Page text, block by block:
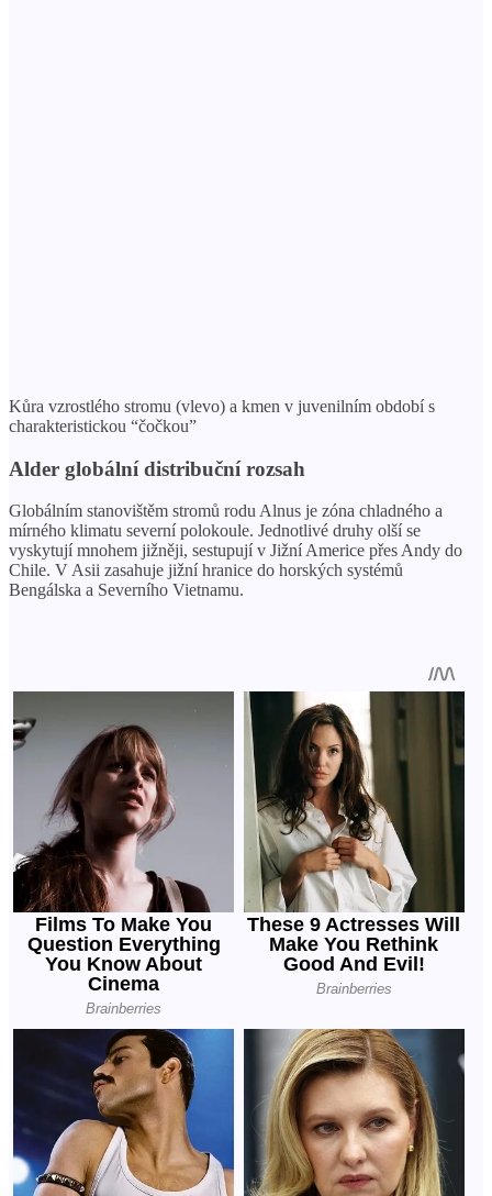
Kůra vzrostlého stromu (vlevo) a kmen v juvenilním období s
charakteristickou “čočkou”
Alder globální distribuční rozsah
Globálním stanovištěm stromů rodu Alnus je zóna chladného a
mírného klimatu severní polokoule. Jednotlivé druhy olší se
vyskytují mnohem jižněji, sestupují v Jižní Americe přes Andy do
Chile. V Asii zasahuje jižní hranice do horských systémů
Bengálska a Severního Vietnamu.